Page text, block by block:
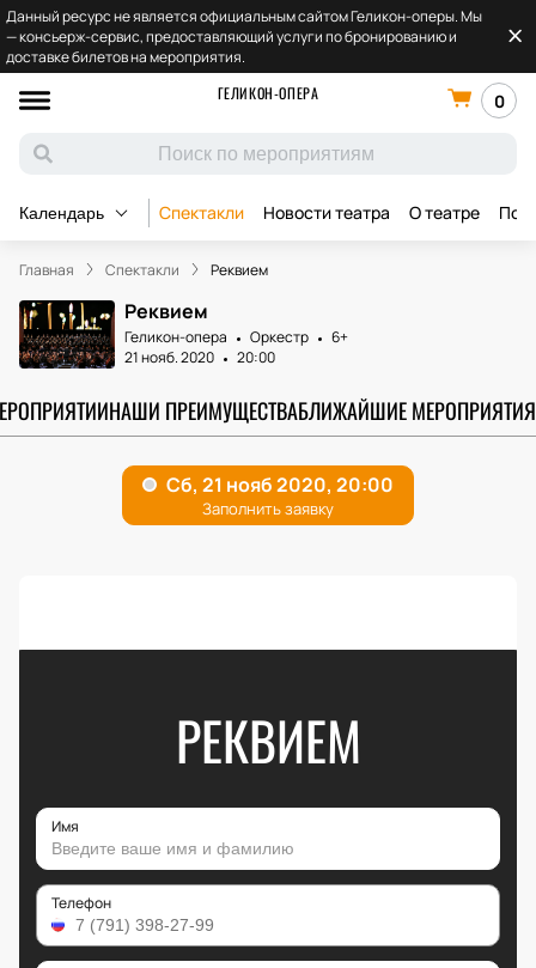
Данный ресурс не является официальным сайтом Геликон-оперы. Мы
— консьерж-сервис, предоставляющий услуги по бронированию и
доставке билетов на мероприятия.
ГЕЛИКОН-ОПЕРА
0
Календарь Спектакли Новости театра О театре
Главная Спектакли Реквием
Реквием
Геликон-опера Оркестр
6+
21 нояб. 2020
20:00
НАШИ ПРЕИМУЩЕСТВАБЛИЖАЙШИЕ МЕРОПРИЯТИЯ
РЕКВИЕМ
Имя
Телефон